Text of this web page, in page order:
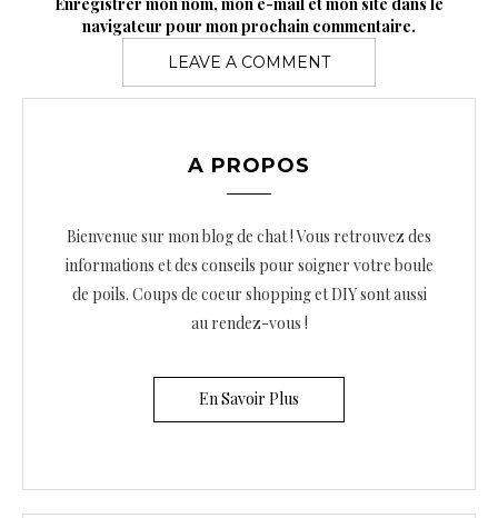
navigateur pour mon prochain commentaire.
A PROPOS
Bienvenue sur mon blog de chat ! Vous retrouvez des
informations et des conseils pour soigner votre boule
de poils. Coups de coeur shopping et DIY sont aussi
au rendez-vous !
En Savoir Plus